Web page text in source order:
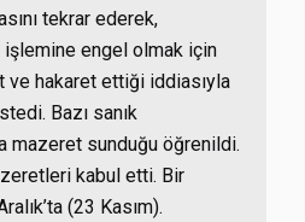
tekrar ederek,
engel olmak için
hakaret ettiği iddiasıyla
Bazı sanık
mazeret sunduğu öğrenildi.
kabul etti. Bir
(23 Kasım).